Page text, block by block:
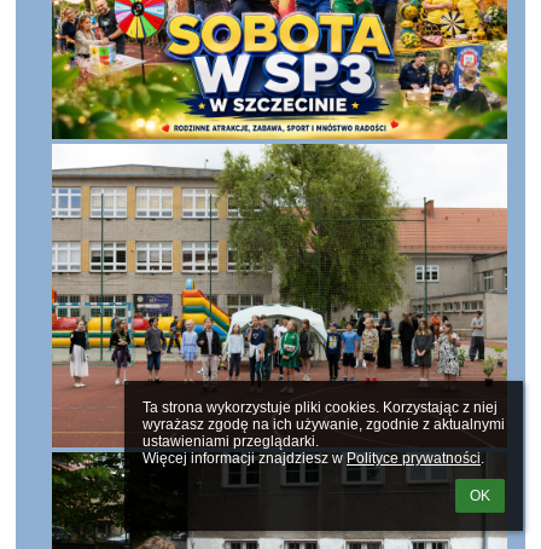
Ta strona wykorzystuje pliki cookies. Korzystając z niej
wyrażasz zgodę na ich używanie, zgodnie z aktualnymi
ustawieniami przeglądarki.
Więcej informacji znajdziesz w Polityce prywatności.
OK